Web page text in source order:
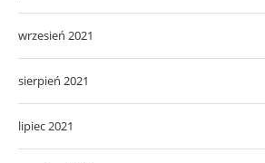
wrzesień 2021
sierpień 2021
lipiec 2021